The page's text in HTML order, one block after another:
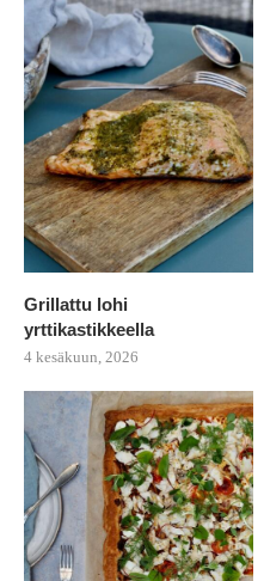
Grillattu lohi
yrttikastikkeella
4 kesäkuun, 2026